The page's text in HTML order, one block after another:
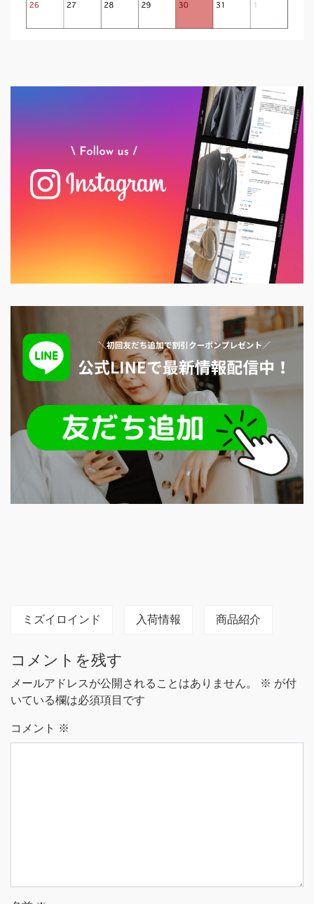
ミズイロインド 入荷情報 商品紹介
コメントを残す
メールアドレスが公開されることはありません。 ※ が付
いている欄は必須項目です
コメント ※